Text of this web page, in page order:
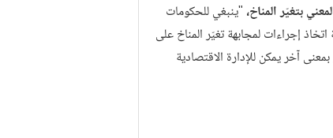
بتغيّر المناخ، "ينبغي للحكومات
إجراءات لمجابهة تغيّر المناخ على
آخر يمكن للإدارة الاقتصادية